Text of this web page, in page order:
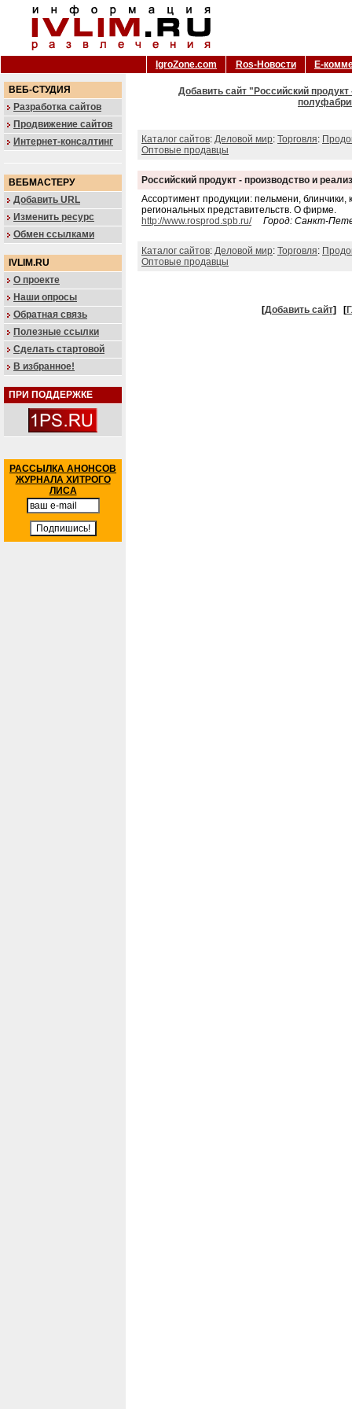
IgroZone.com Ros-Новости Е-
ВЕБ-СТУДИЯ
Разработка сайтов
Продвижение сайтов
Интернет-консалтинг
ВЕБМАСТЕРУ
Добавить URL
Изменить ресурс
Обмен ссылками
IVLIM.RU
О проекте
Наши опросы
Обратная связь
Полезные ссылки
Сделать стартовой
В избранное!
ПРИ ПОДДЕРЖКЕ
РАССЫЛКА АНОНСОВ
ЖУРНАЛА ХИТРОГО
ЛИСА
Добавить сайт "Российский
Каталог сайтов: Деловой мир: Торговля:
Оптовые продавцы
Российский продукт - производство и
Ассортимент продукции: пельмени,
региональных представительств. О фирме.
http://www.rosprod.spb.ru/
Город: Санкт-
Каталог сайтов: Деловой мир: Торговля:
Оптовые продавцы
[Добавить сайт] [